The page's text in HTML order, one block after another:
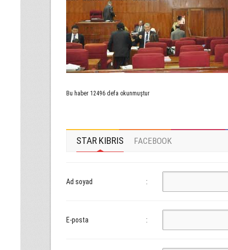
Bu haber 12496 defa okunmuştur
STAR KIBRIS FACEBOOK
Ad soyad :
E-posta :